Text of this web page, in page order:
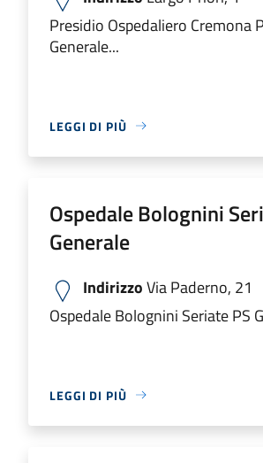
Presidio Ospedaliero Cremona
Generale...
LEGGI DI PIÙ
Ospedale Bolognini
Generale
IndirizzoVia Paderno, 21
Ospedale Bolognini Seriate PS
LEGGI DI PIÙ